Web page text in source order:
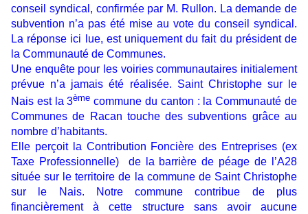
conseil syndical, confirmée par M. Rullon. La demande de
subvention n’a pas été mise au vote du conseil syndical.
La réponse ici lue, est uniquement du fait du président de
la Communauté de Communes.
Une enquête pour les voiries communautaires initialement
prévue n’a jamais été réalisée. Saint Christophe sur le
Nais est la 3ème commune du canton : la Communauté de
Communes de Racan touche des subventions grâce au
nombre d’habitants.
Elle perçoit la Contribution Foncière des Entreprises (ex
Taxe Professionnelle) de la barrière de péage de l’A28
située sur le territoire de la commune de Saint Christophe
sur le Nais. Notre commune contribue de plus
financièrement à cette structure sans avoir aucune